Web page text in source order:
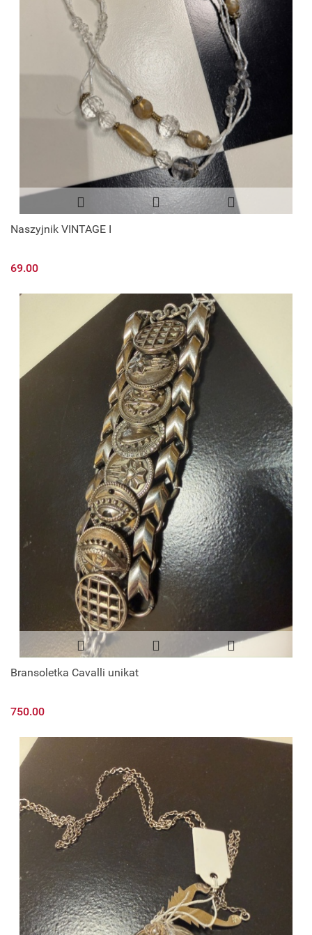
Naszyjnik VINTAGE I
69.00
Bransoletka Cavalli unikat
750.00